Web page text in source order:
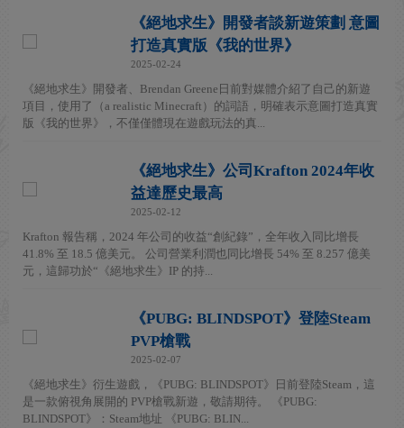
《絕地求生》開發者談新遊策劃 意圖
打造真實版《我的世界》
2025-02-24
《絕地求生》開發者、Brendan Greene日前對媒體介紹了自己的新遊
項目，使用了（a realistic Minecraft）的詞語，明確表示意圖打造真實
版《我的世界》，不僅僅體現在遊戲玩法的真...
《絕地求生》公司Krafton 2024年收
益達歷史最高
2025-02-12
Krafton 報告稱，2024 年公司的收益“創紀錄”，全年收入同比增長
41.8% 至 18.5 億美元。 公司營業利潤也同比增長 54% 至 8.257 億美
元，這歸功於“《絕地求生》IP 的持...
《PUBG: BLINDSPOT》登陸Steam
PVP槍戰
2025-02-07
《絕地求生》衍生遊戲，《PUBG: BLINDSPOT》日前登陸Steam，這
是一款俯視角展開的 PVP槍戰新遊，敬請期待。 《PUBG:
BLINDSPOT》：Steam地址 《PUBG: BLIN...